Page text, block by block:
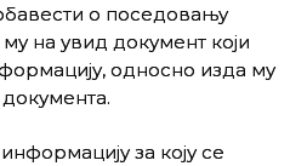
о поседовању
на увид документ који
односно изда му
документа.
за коју се